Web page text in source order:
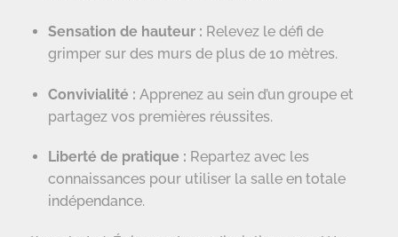
Sensation de hauteur : Relevez le défi de
grimper sur des murs de plus de 10 mètres.
Convivialité : Apprenez au sein d’un groupe et
partagez vos premières réussites.
Liberté de pratique : Repartez avec les
connaissances pour utiliser la salle en totale
indépendance.